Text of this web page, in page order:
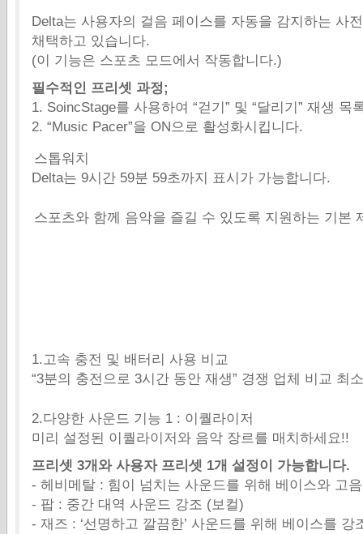
Delta는 사용자의 걸음 페이스를 자동을 감지하는 사
채택하고 있습니다.
(이 기능은 스포츠 모드에서 작동합니다.)
필수적인 프리셋 과정;
1. SoincStage를 사용하여 “걷기” 및 “달리기” 재생 목
2. “Music Pacer”을 ON으로 활성화시킵니다.
스톱워치
Delta는 9시간 59분 59초까지 표시가 가능합니다.
스포츠와 함께 음악을 즐길 수 있도록 지원하는 기본
1.고속 충전 및 배터리 사용 비교
“3분의 충전으로 3시간 동안 재생” 경쟁 업체 비교 최
2.다양한 사운드 기능 1 : 이퀄라이저
미리 설정된 이퀄라이저와 음악 장르를 매치하세요!!
프리셋 3개와 사용자 프리셋 1개 설정이 가능합니다.
- 헤비메탈 : 힘이 넘치는 사운드를 위해 베이스와 고
- 팝 : 중간 대역 사운드 강조 (보컬)
- 재즈 : ‘선명하고 깔끔한’ 사운드를 위해 베이스를 강